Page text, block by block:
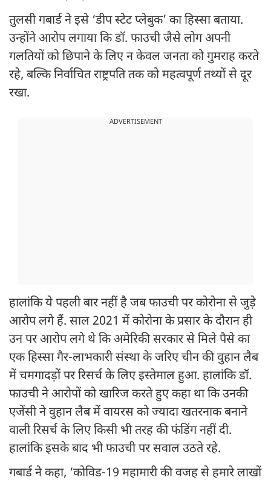
तुलसी गबार्ड ने इसे ‘डीप स्टेट प्लेबुक’ का हिस्सा बताया.
उन्होंने आरोप लगाया कि डॉ. फाउची जैसे लोग अपनी
गलतियों को छिपाने के लिए न केवल जनता को गुमराह करते
रहे, बल्कि निर्वाचित राष्ट्रपति तक को महत्वपूर्ण तथ्यों से दूर
रखा.
ADVERTISEMENT
हालांकि ये पहली बार नहीं है जब फाउची पर कोरोना से जुड़े
आरोप लगे हैं. साल 2021 में कोरोना के प्रसार के दौरान ही
उन पर आरोप लगे थे कि अमेरिकी सरकार से मिले पैसे का
एक हिस्सा गैर-लाभकारी संस्था के जरिए चीन की वुहान लैब
में चमगादड़ों पर रिसर्च के लिए इस्तेमाल हुआ. हालांकि डॉ.
फाउची ने आरोपों को खारिज करते हुए कहा था कि उनकी
एजेंसी ने वुहान लैब में वायरस को ज्यादा खतरनाक बनाने
वाली रिसर्च के लिए किसी भी तरह की फंडिंग नहीं दी.
हालांकि इसके बाद भी फाउची पर सवाल उठते रहे.
गबार्ड ने कहा, ‘कोविड-19 महामारी की वजह से हमारे लाखों